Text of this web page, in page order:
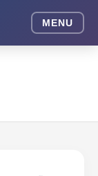
MENU